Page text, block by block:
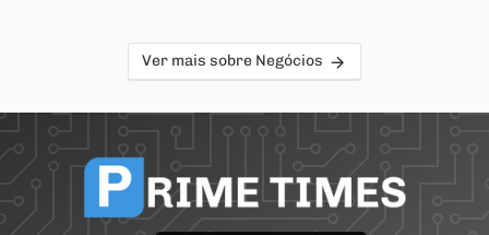
Ver mais sobre Negócios